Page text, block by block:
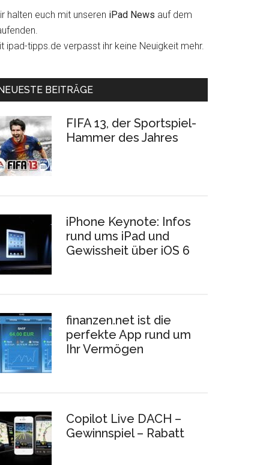
halten euch mit unseren iPad News auf dem
ipad-tipps.de verpasst ihr keine Neuigkeit mehr.
BEITRÄGE
FIFA 13, der Sportspiel-
Hammer des Jahres
iPhone Keynote: Infos
rund ums iPad und
Gewissheit über iOS 6
finanzen.net ist die
perfekte App rund um
Ihr Vermögen
Copilot Live DACH –
Gewinnspiel – Rabatt